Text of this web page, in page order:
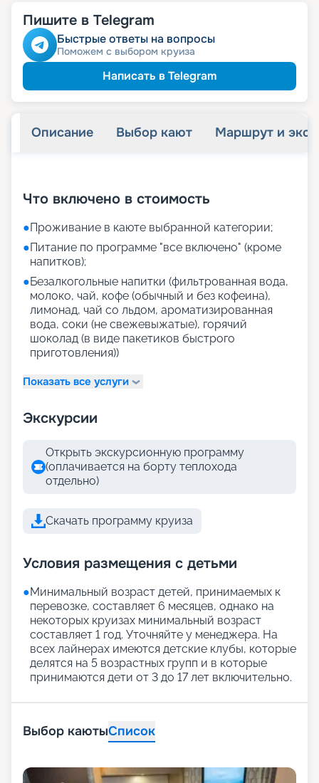
Пишите в Telegram
Быстрые ответы на вопросы
Поможем с выбором круиза
Написать в Telegram
Описание Выбор кают Маршрут и
Что включено в стоимость
●Проживание в каюте выбранной категории;
●Питание по программе "все включено" (кроме
напитков);
●Безалкогольные напитки (фильтрованная вода,
молоко, чай, кофе (обычный и без кофеина),
лимонад, чай со льдом, ароматизированная
вода, соки (не свежевыжатые), горячий
шоколад (в виде пакетиков быстрого
приготовления))
Показать все услуги
Экскурсии
Открыть экскурсионную программу
(оплачивается на борту теплохода
отдельно)
Скачать программу круиза
Условия размещения с детьми
●Минимальный возраст детей, принимаемых к
перевозке, составляет 6 месяцев, однако на
некоторых круизах минимальный возраст
составляет 1 год. Уточняйте у менеджера. На
всех лайнерах имеются детские клубы, которые
делятся на 5 возрастных групп и в которые
принимаются дети от 3 до 17 лет включительно.
Выбор каютыСписок